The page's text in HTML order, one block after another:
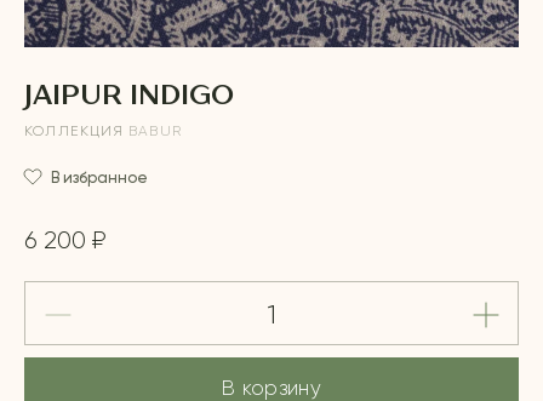
JAIPUR INDIGO
КОЛЛЕКЦИЯ BABUR
В избранное
6 200 ₽
В корзину